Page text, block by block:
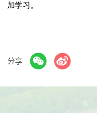
加学习。
分享